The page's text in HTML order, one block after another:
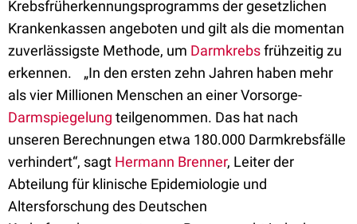
Krebsfrüherkennungsprogramms der gesetzlichen
Krankenkassen angeboten und gilt als die momentan
zuverlässigste Methode, um Darmkrebsfrühzeitig zu
erkennen. „In den ersten zehn Jahren haben mehr
als vier Millionen Menschen an einer Vorsorge-
Darmspiegelung teilgenommen. Das hat nach
unseren Berechnungen etwa 180.000 Darmkrebsfälle
verhindert“, sagt Hermann Brenner, Leiter der
Abteilung für klinische Epidemiologie und
Altersforschung des Deutschen